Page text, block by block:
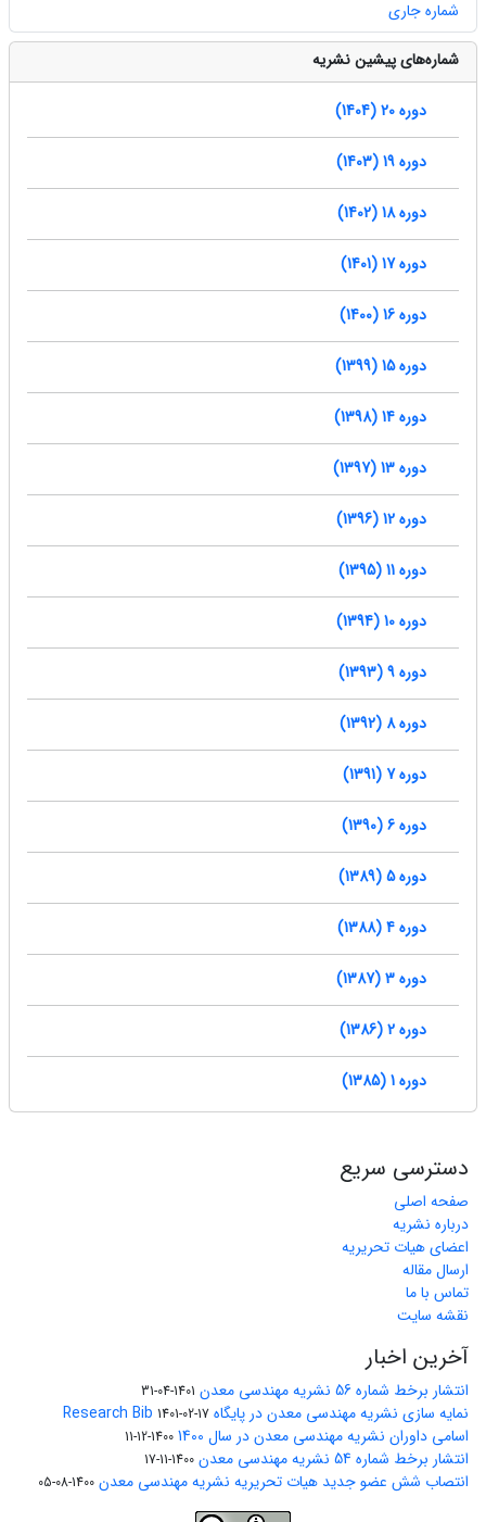
شماره جاری
شماره‌های پیشین نشریه
دوره 20 (1404)
دوره 19 (1403)
دوره 18 (1402)
دوره 17 (1401)
دوره 16 (1400)
دوره 15 (1399)
دوره 14 (1398)
دوره 13 (1397)
دوره 12 (1396)
دوره 11 (1395)
دوره 10 (1394)
دوره 9 (1393)
دوره 8 (1392)
دوره 7 (1391)
دوره 6 (1390)
دوره 5 (1389)
دوره 4 (1388)
دوره 3 (1387)
دوره 2 (1386)
دوره 1 (1385)
دسترسی سریع
صفحه اصلی
درباره نشریه
اعضای هیات تحریریه
ارسال مقاله
تماس با ما
نقشه سایت
آخرین اخبار
انتشار برخط شماره 56 نشریه مهندسی معدن 1401-04-31
نمایه سازی نشریه مهندسی معدن در پایگاه Research Bib 1401-02-17
اسامی داوران نشریه مهندسی معدن در سال 1400 1400-12-11
انتشار برخط شماره 54 نشریه مهندسی معدن 1400-11-17
انتصاب شش عضو جدید هیات تحریریه نشریه مهندسی معدن 1400-08-05